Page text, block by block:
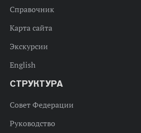
Справочник
Карта сайта
Экскурсии
English
СТРУКТУРА
Совет Федерации
Руководство